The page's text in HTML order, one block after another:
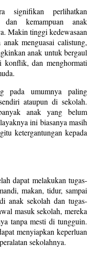
signifikan perlihatkan
dan kemampuan anak
Makin tinggi kedewasaan
menguasai calistung,
anak untuk bergaul
konflik, dan menghormati
pada umumnya paling
ataupun di sekolah.
anak yang belum
ini biasanya masih
ketergantungan kepada
dapat melakukan tugas-
makan, tidur, sampai
anak sekolah dan tugas-
masuk sekolah, mereka
tanpa mesti di tungguin.
menyiapkan keperluan
sekolahnya.